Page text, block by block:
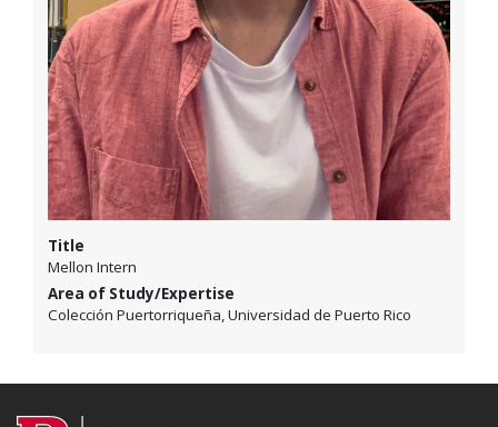
Title
Mellon Intern
Area of Study/Expertise
Colección Puertorriqueña, Universidad de Puerto Rico